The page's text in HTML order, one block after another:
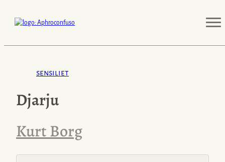
sensiliet
Djarju
Kurt Borg